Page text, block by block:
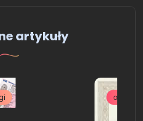
artykuły
ogolne